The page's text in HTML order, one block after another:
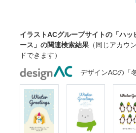
イラストACグループサイトの「ハッ
ース」の関連検索結果 （同じアカウ
ドできます）
デザインACの「